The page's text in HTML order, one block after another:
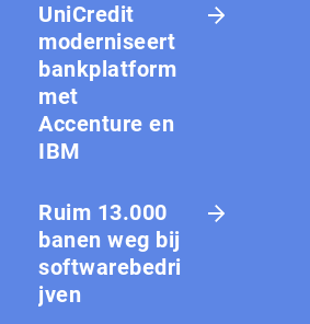
UniCredit
moderniseert
bankplatform
met
Accenture en
IBM
Ruim 13.000
banen weg bij
softwarebedri
jven